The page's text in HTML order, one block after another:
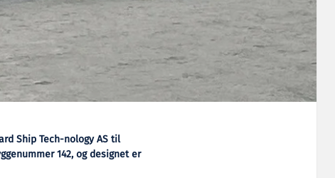
Ship Tech-nology AS til
142, og designet er